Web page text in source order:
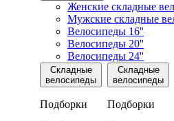
Женские складные
Мужские складные
Велосипеды 16''
Велосипеды 20''
Велосипеды 24''
Складные
велосипеды
Подборки
Складные
велосипеды
Подборки